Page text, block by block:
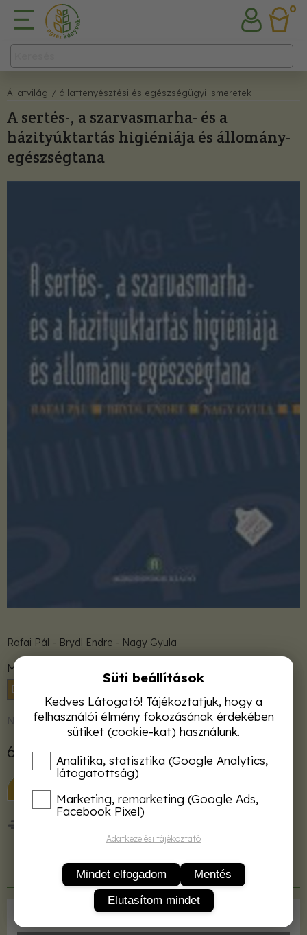
0
Állatvilág / állattenyésztési és egészségügyi ismeretek
A sertés-, a szarvasmarha- és a
házityúktartás higiéniája és állomány-
egészségtana
Rafai Pál - Brydl Endre - Nagy Gyula
Méret
B5
Nincs raktáron
6 350 Ft
Termékleírás
Süti beállítások
Kedves Látogató! Tájékoztatjuk, hogy a
felhasználói élmény fokozásának érdekében
sütiket (cookie-kat) használunk.
Analitika, statisztika (Google Analytics,
látogatottság)
Marketing, remarketing (Google Ads,
Facebook Pixel)
Adatkezelési tájékoztató
Mindet elfogadom
Mentés
Elutasítom mindet